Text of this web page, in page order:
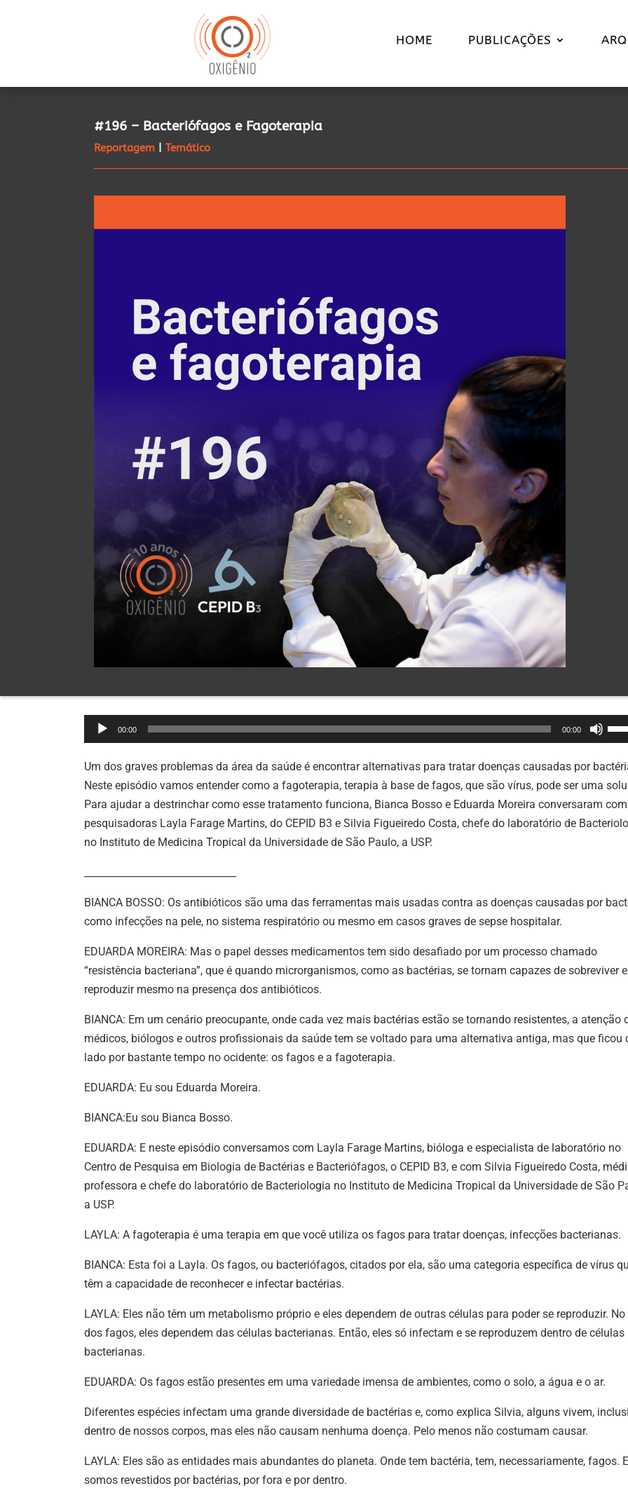
HOME PUBLICAÇÕES
#196 – Bacteriófagos e Fagoterapia
Reportagem |Temático
Tocador
de
áudio
00:00 00:00
Use
as
cima
ou
Um dos graves problemas da área da saúde é encontrar alternativas para tratar doenças causadas por
Neste episódio vamos entender como a fagoterapia, terapia à base de fagos, que são vírus, pode ser uma
Para ajudar a destrinchar como esse tratamento funciona, Bianca Bosso e Eduarda Moreira conversaram
pesquisadoras Layla Farage Martins, do CEPID B3 e Silvia Figueiredo Costa, chefe do laboratório de
no Instituto de Medicina Tropical da Universidade de São Paulo, a USP.
BIANCA BOSSO: Os antibióticos são uma das ferramentas mais usadas contra as doenças causadas por
como infecções na pele, no sistema respiratório ou mesmo em casos graves de sepse hospitalar.
EDUARDA MOREIRA: Mas o papel desses medicamentos tem sido desafiado por um processo chamado
“resistência bacteriana”, que é quando microrganismos, como as bactérias, se tornam capazes de sobreviver
reproduzir mesmo na presença dos antibióticos.
BIANCA: Em um cenário preocupante, onde cada vez mais bactérias estão se tornando resistentes, a atenção
médicos, biólogos e outros profissionais da saúde tem se voltado para uma alternativa antiga, mas que ficou
lado por bastante tempo no ocidente: os fagos e a fagoterapia.
EDUARDA: Eu sou Eduarda Moreira.
BIANCA:Eu sou Bianca Bosso.
EDUARDA: E neste episódio conversamos com Layla Farage Martins, bióloga e especialista de laboratório no
Centro de Pesquisa em Biologia de Bactérias e Bacteriófagos, o CEPID B3, e com Silvia Figueiredo Costa,
professora e chefe do laboratório de Bacteriologia no Instituto de Medicina Tropical da Universidade de São
a USP.
LAYLA: A fagoterapia é uma terapia em que você utiliza os fagos para tratar doenças, infecções bacterianas.
BIANCA: Esta foi a Layla. Os fagos, ou bacteriófagos, citados por ela, são uma categoria específica de vírus
têm a capacidade de reconhecer e infectar bactérias.
LAYLA: Eles não têm um metabolismo próprio e eles dependem de outras células para poder se reproduzir.
dos fagos, eles dependem das células bacterianas. Então, eles só infectam e se reproduzem dentro de células
bacterianas.
EDUARDA: Os fagos estão presentes em uma variedade imensa de ambientes, como o solo, a água e o ar.
Diferentes espécies infectam uma grande diversidade de bactérias e, como explica Silvia, alguns vivem,
dentro de nossos corpos, mas eles não causam nenhuma doença. Pelo menos não costumam causar.
LAYLA: Eles são as entidades mais abundantes do planeta. Onde tem bactéria, tem, necessariamente, fagos.
somos revestidos por bactérias, por fora e por dentro.